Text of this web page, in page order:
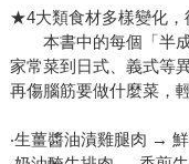
★4大類食材多樣變化，
本書中的每個「半成
家常菜到日式、義式等
再傷腦筋要做什麼菜，
‧生薑醬油漬雞腿肉 →